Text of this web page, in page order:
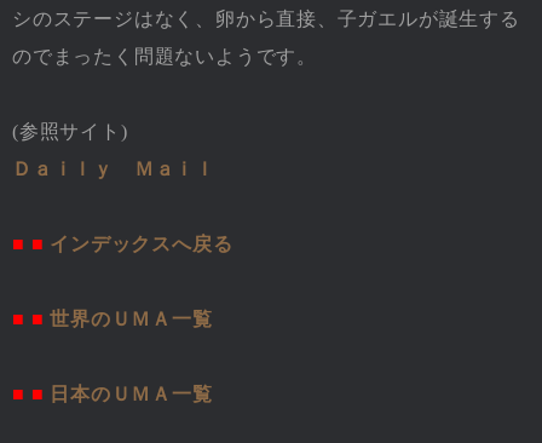
シのステージはなく、卵から直接、子ガエルが誕生する
のでまったく問題ないようです。
(参照サイト)
Ｄａｉｌｙ Ｍａｉｌ
■ ■ インデックスへ戻る
■ ■ 世界のＵＭＡ一覧
■ ■ 日本のＵＭＡ一覧